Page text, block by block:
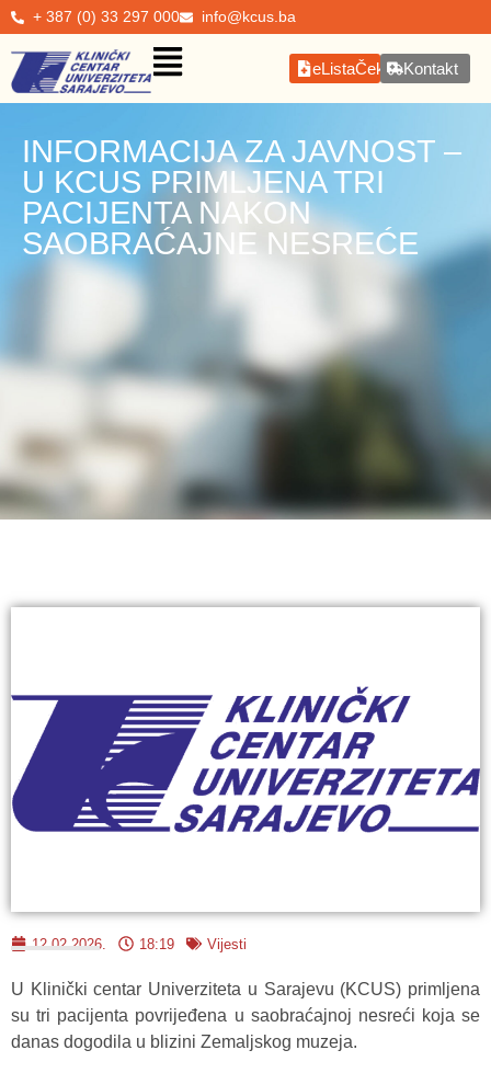
+ 387 (0) 33 297 000 info@kcus.ba
eListaČekanjaKontakt
INFORMACIJA ZA JAVNOST –
U KCUS PRIMLJENA TRI
PACIJENTA NAKON
SAOBRAĆAJNE NESREĆE
12.02.2026. 18:19 Vijesti
U Klinički centar Univerziteta u Sarajevu (KCUS) primljena
su tri pacijenta povrijeđena u saobraćajnoj nesreći koja se
danas dogodila u blizini Zemaljskog muzeja.